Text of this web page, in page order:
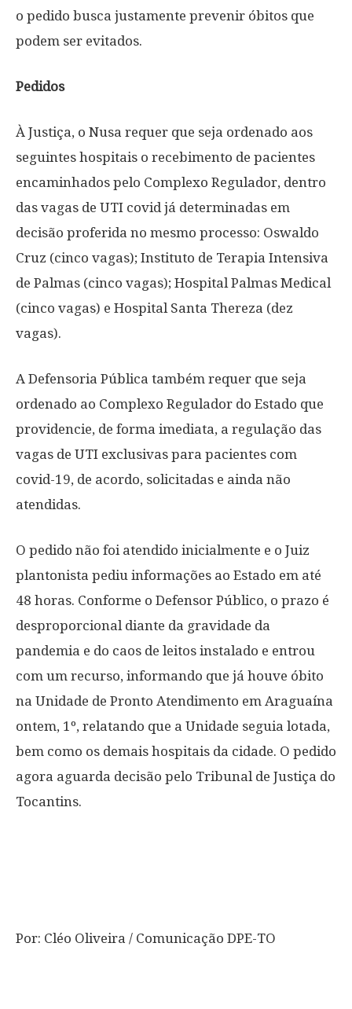
o pedido busca justamente prevenir óbitos que
podem ser evitados.
Pedidos
À Justiça, o Nusa requer que seja ordenado aos
seguintes hospitais o recebimento de pacientes
encaminhados pelo Complexo Regulador, dentro
das vagas de UTI covid já determinadas em
decisão proferida no mesmo processo: Oswaldo
Cruz (cinco vagas); Instituto de Terapia Intensiva
de Palmas (cinco vagas); Hospital Palmas Medical
(cinco vagas) e Hospital Santa Thereza (dez
vagas).
A Defensoria Pública também requer que seja
ordenado ao Complexo Regulador do Estado que
providencie, de forma imediata, a regulação das
vagas de UTI exclusivas para pacientes com
covid-19, de acordo, solicitadas e ainda não
atendidas.
O pedido não foi atendido inicialmente e o Juiz
plantonista pediu informações ao Estado em até
48 horas. Conforme o Defensor Público, o prazo é
desproporcional diante da gravidade da
pandemia e do caos de leitos instalado e entrou
com um recurso, informando que já houve óbito
na Unidade de Pronto Atendimento em Araguaína
ontem, 1º, relatando que a Unidade seguia lotada,
bem como os demais hospitais da cidade. O pedido
agora aguarda decisão pelo Tribunal de Justiça do
Tocantins.
Por: Cléo Oliveira / Comunicação DPE-TO